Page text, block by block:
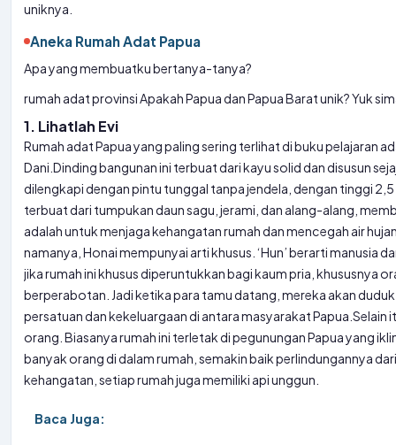
uniknya.
Aneka Rumah Adat Papua
Apa yang membuatku bertanya-tanya?
rumah adat provinsiApakah Papua dan Papua Barat unik? Yuk
1. Lihatlah Evi
Rumah adat Papua yang paling sering terlihat di buku pelajaran
Dani. Dinding bangunan ini terbuat dari kayu solid dan disusun
dilengkapi dengan pintu tunggal tanpa jendela, dengan tinggi
terbuat dari tumpukan daun sagu, jerami, dan alang-alang,
adalah untuk menjaga kehangatan rumah dan mencegah air
namanya, Honai mempunyai arti khusus. ‘Hun’ berarti manusia
jika rumah ini khusus diperuntukkan bagi kaum pria, khususnya
berperabotan. Jadi ketika para tamu datang, mereka akan
persatuan dan kekeluargaan di antara masyarakat Papua. Selain
orang. Biasanya rumah ini terletak di pegunungan Papua yang
banyak orang di dalam rumah, semakin baik perlindungannya
kehangatan, setiap rumah juga memiliki api unggun.
Baca Juga: